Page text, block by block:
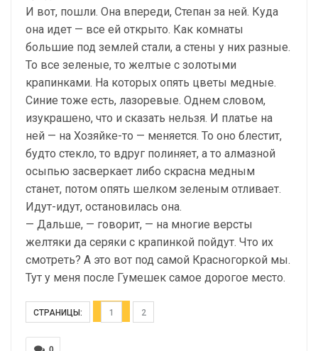
И вот, пошли. Она впереди, Степан за ней. Куда
она идет — все ей открыто. Как комнаты
большие под землей стали, а стены у них разные.
То все зеленые, то желтые с золотыми
крапинками. На которых опять цветы медные.
Синие тоже есть, лазоревые. Однем словом,
изукрашено, что и сказать нельзя. И платье на
ней — на Хозяйке-то — меняется. То оно блестит,
будто стекло, то вдруг полиняет, а то алмазной
осыпью засверкает либо скрасна медным
станет, потом опять шелком зеленым отливает.
Идут-идут, остановилась она.
— Дальше, — говорит, — на многие версты
желтяки да серяки с крапинкой пойдут. Что их
смотреть? А это вот под самой Красногоркой мы.
Тут у меня после Гумешек самое дорогое место.
СТРАНИЦЫ: 1 2